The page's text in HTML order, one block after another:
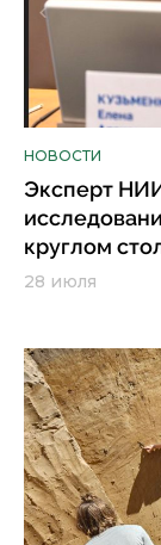
НОВОСТИ
Эксперт
круглом
28 июля